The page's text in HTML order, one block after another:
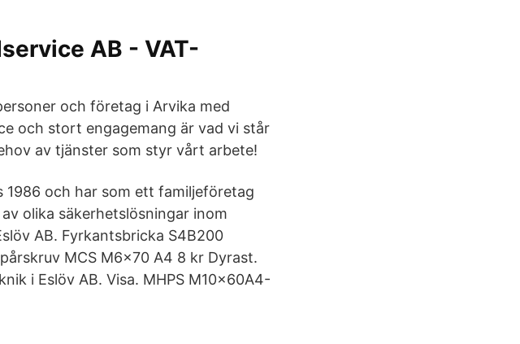
AB - VAT-
och företag i Arvika med
och stort engagemang är vad vi står
av tjänster som styr vårt arbete!
och har som ett familjeföretag
olika säkerhetslösningar inom
AB. Fyrkantsbricka S4B200
MCS M6x70 A4 8 kr Dyrast.
i Eslöv AB. Visa. MHPS M10x60A4-